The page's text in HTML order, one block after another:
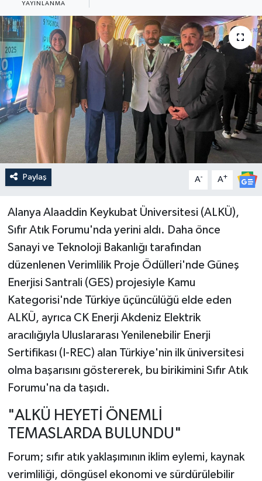
YAYINLANMA
Paylaş A- A+
Alanya Alaaddin Keykubat Üniversitesi (ALKÜ),
Sıfır Atık Forumu'nda yerini aldı. Daha önce
Sanayi ve Teknoloji Bakanlığı tarafından
düzenlenen Verimlilik Proje Ödülleri'nde Güneş
Enerjisi Santrali (GES) projesiyle Kamu
Kategorisi'nde Türkiye üçüncülüğü elde eden
ALKÜ, ayrıca CK Enerji Akdeniz Elektrik
aracılığıyla Uluslararası Yenilenebilir Enerji
Sertifikası (I-REC) alan Türkiye'nin ilk üniversitesi
olma başarısını göstererek, bu birikimini Sıfır Atık
Forumu'na da taşıdı.
"ALKÜ HEYETİ ÖNEMLİ
TEMASLARDA BULUNDU"
Forum; sıfır atık yaklaşımının iklim eylemi, kaynak
verimliliği, döngüsel ekonomi ve sürdürülebilir
Görüntülü Haber
Güncel
Kültür & Sanat
Magazin
Resmi İlan
Sağlık & Yaşam
Siyaset
Spor
Haber Arşivi